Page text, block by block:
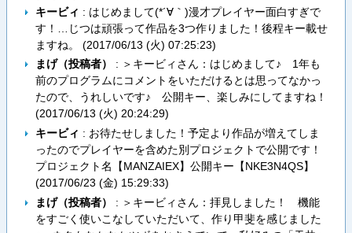
キービィ : はじめまして(*´∀｀)漫才プレイヤー面白すぎで
す！…じつは頑張って作品を3つ作りました！後程キー載せ
ますね。 (2017/06/13 (火) 07:25:23)
まげ（投稿者）
: ＞キービィさん：はじめまして♪ 1年も
前のプログラムにコメントをいただけるとは思ってなかっ
たので、うれしいです♪ 公開キー、楽しみにしてますね！
(2017/06/13 (火) 20:24:29)
キービィ : お待たせしました！予定より作品が増えてしま
ったのでプレイヤーを含めた別プロジェクトで公開です！
プロジェクト名【MANZAIEX】公開キー【NKE3N4QS】
(2017/06/23 (金) 15:29:33)
まげ（投稿者）
: ＞キービィさん：拝見しました！ 機能
をすごく使いこなしていただいて、作り甲斐を感じました